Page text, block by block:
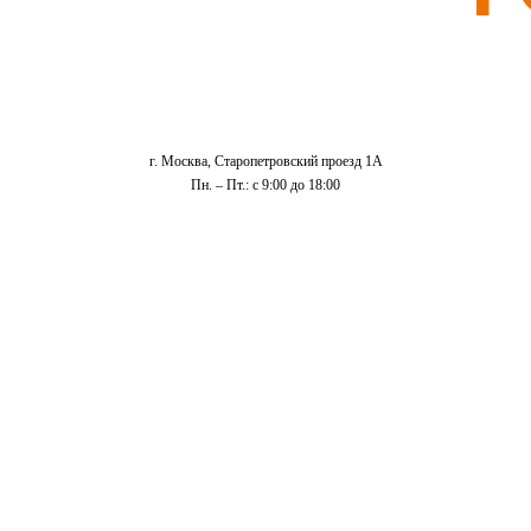
г. Москва, Старопетровский проезд 1А
Пн. – Пт.: с 9:00 до 18:00